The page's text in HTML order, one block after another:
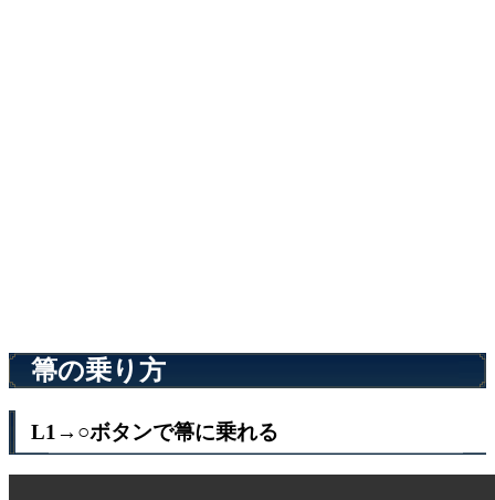
箒の乗り方
L1→○ボタンで箒に乗れる